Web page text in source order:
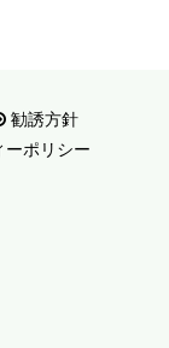
勧誘方針
ポリシー